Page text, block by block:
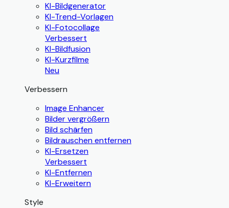
KI-Bildgenerator
KI-Trend-Vorlagen
KI-Fotocollage
Verbessert
KI-Bildfusion
KI-Kurzfilme
Neu
Verbessern
Image Enhancer
Bilder vergrößern
Bild schärfen
Bildrauschen entfernen
KI-Ersetzen
Verbessert
KI-Entfernen
KI-Erweitern
Style